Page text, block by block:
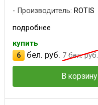
Производитель: ROTIS
подробнее
купить
6
бел. руб. 7 бел. руб.
В корзину